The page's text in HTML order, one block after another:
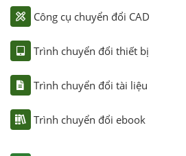
Công cụ chuyển đổi CAD
Trình chuyển đổi thiết bị
Trình chuyển đổi tài liệu
Trình chuyển đổi ebook